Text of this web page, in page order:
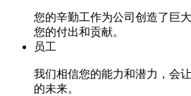
您的辛勤工作为公司创造了巨
您的付出和贡献。
员工
我们相信您的能力和潜力，会
的未来。